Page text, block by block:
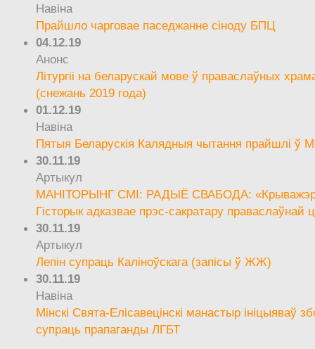
Навіна
Прайшло чарговае паседжанне сіноду БПЦ
04.12.19
Анонс
Літургіі на беларускай мове ў праваслаўных
(снежань 2019 года)
01.12.19
Навіна
Пятыя Беларускія Калядныя чытання прайшлі ў
30.11.19
Артыкул
МАНІТОРЫНГ СМІ: РАДЫЁ СВАБОДА:
Гісторык адказвае прэс-сакратару праваслаўнай
30.11.19
Артыкул
Лепін супраць Каліноўскага (запісы ў ЖЖ)
30.11.19
Навіна
Мінскі Свята-Елісавецінскі манастыр ініцыяваў
супраць прапаганды ЛГБТ